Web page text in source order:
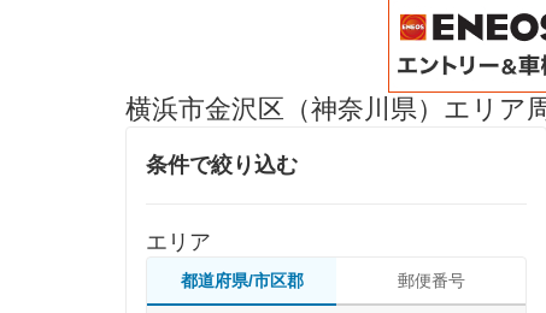
横浜市金沢区（神奈川県）エリア
条件で絞り込む
エリア
都道府県/市区郡 郵便番号